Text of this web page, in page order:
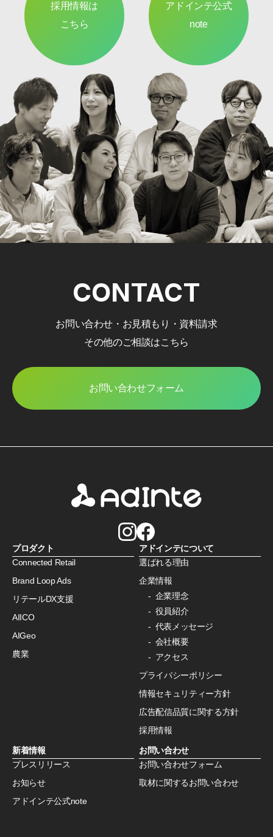
採用情報は
こちら
アドインテ公式
note
CONTACT
お問い合わせ・お見積もり・資料請求
その他のご相談はこちら
お問い合わせフォーム
プロダクト
Connected Retail
Brand Loop Ads
リテールDX支援
AIICO
AIGeo
農業
アドインテについて
選ばれる理由
企業情報
企業理念
役員紹介
代表メッセージ
会社概要
アクセス
プライバシーポリシー
情報セキュリティー方針
広告配信品質に関する方針
採用情報
新着情報
プレスリリース
お知らせ
アドインテ公式note
お問い合わせ
お問い合わせフォーム
取材に関するお問い合わせ